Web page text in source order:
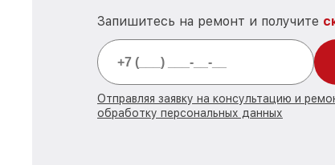
Запишитесь на ремонт и получите
Отправляя заявку на консультацию и
обработку персональных данных